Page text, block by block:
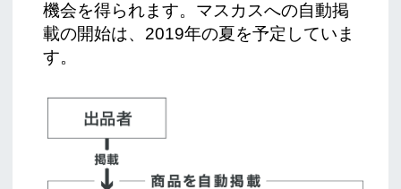
機会を得られます。マスカスへの自動掲
載の開始は、2019年の夏を予定していま
す。